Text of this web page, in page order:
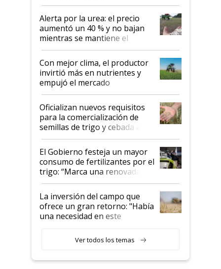
Alerta por la urea: el precio
aumentó un 40 % y no bajan
mientras se mantiene el
conflicto en Medio Oriente
Con mejor clima, el productor
invirtió más en nutrientes y
empujó el mercado
Oficializan nuevos requisitos
para la comercialización de
semillas de trigo y cebada a
granel
El Gobierno festeja un mayor
consumo de fertilizantes por el
trigo: “Marca una renovada
confianza de los productores”
La inversión del campo que
ofrece un gran retorno: "Había
una necesidad en este
Ver todos los temas